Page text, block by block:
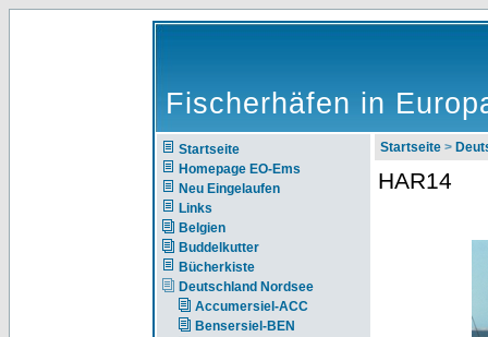
Fischerhäfen in
Startseite
Homepage EO-Ems
Neu Eingelaufen
Links
Belgien
Buddelkutter
Bücherkiste
Deutschland Nordsee
Accumersiel-ACC
Bensersiel-BEN
Startseite >
HAR14